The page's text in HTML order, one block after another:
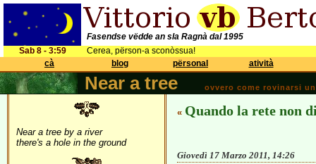
Fasendse vëdde an sla Ragnà dal 1995
Sab 8 - 3:59
Cerea, përson-a sconòssua!
cà
blog përsonal atività
Near a tree ovvero come rovinarsi
Near a tree by a river
there's a hole in the ground
« Quando la rete non
Giovedì 17 Marzo 2011, 14:26